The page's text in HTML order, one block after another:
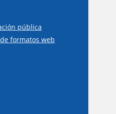
pública
formatos web